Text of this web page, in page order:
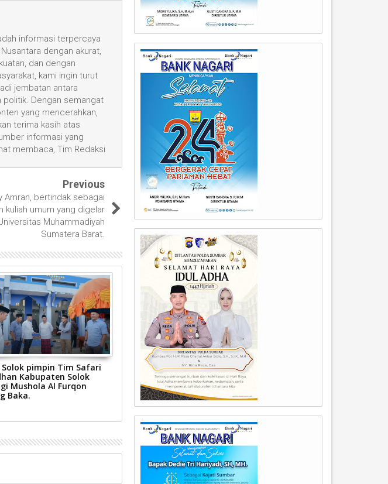
informasi terpercaya
dengan akurat,
dan dengan
kami ingin turut
jembatan antara
politik. Dengan semangat
yang mencerahkan,
terima kasih atas
informasi yang
membaca, Tim Redaksi
Previous
Amran, bertindak sebagai
kuliah umum yang digelar
Muhammadiyah
Sumatera Barat.
pimpin Tim Safari
Kabupaten Solok
Mushola Al Furqon
Baka.
Wabup Solok Candra Pimpin
Safari Ramadhan di Nagari
Talang, Serahkan Bantuan Rp25
Juta untuk Masjid.